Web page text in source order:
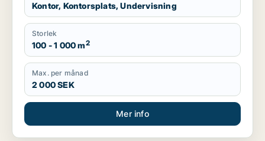
Kontor, Kontorsplats, Undervisning
Storlek
100 - 1 000 m2
Max. per månad
2 000 SEK
Mer info